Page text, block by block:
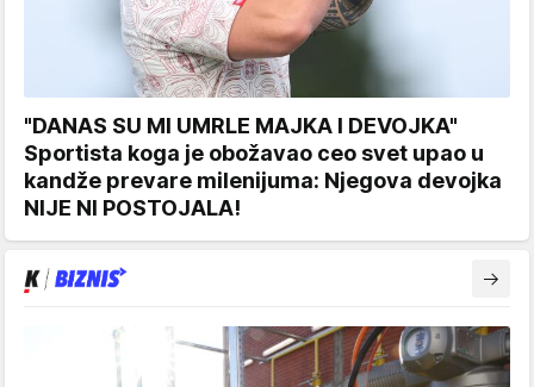
"DANAS SU MI UMRLE MAJKA I DEVOJKA"
Sportista koga je obožavao ceo svet upao u
kandže prevare milenijuma: Njegova devojka
NIJE NI POSTOJALA!